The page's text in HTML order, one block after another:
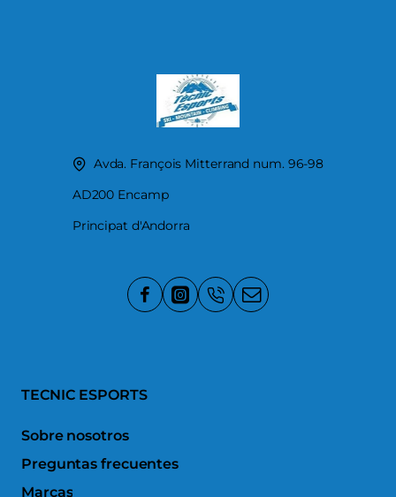
Avda. François Mitterrand num. 96-98
AD200 Encamp
Principat d'Andorra
TECNIC ESPORTS
Sobre nosotros
Preguntas frecuentes
Marcas